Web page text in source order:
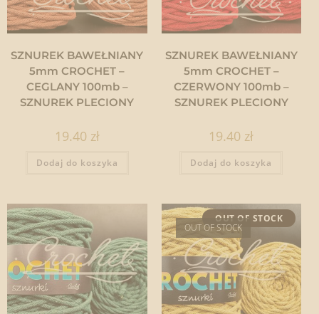
SZNUREK BAWEŁNIANY
5mm CROCHET –
CEGLANY 100mb –
SZNUREK PLECIONY
19.40 zł
Dodaj do koszyka
SZNUREK BAWEŁNIANY
5mm CROCHET –
CZERWONY 100mb –
SZNUREK PLECIONY
19.40 zł
Dodaj do koszyka
OUT OF STOCK
OUT OF STOCK